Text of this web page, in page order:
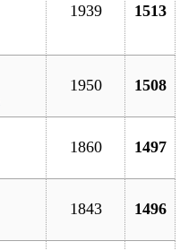
1939 1513
1950 1508
1860 1497
1843 1496